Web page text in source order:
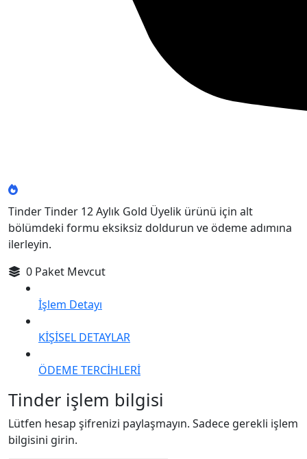
Tinder Tinder 12 Aylık Gold Üyelik ürünü için alt
bölümdeki formu eksiksiz doldurun ve ödeme adımına
ilerleyin.
0 Paket Mevcut
İşlem Detayı
KİŞİSEL DETAYLAR
ÖDEME TERCİHLERİ
Tinder işlem bilgisi
Lütfen hesap şifrenizi paylaşmayın. Sadece gerekli işlem
bilgisini girin.